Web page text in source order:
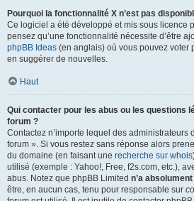
Pourquoi la fonctionnalité X n’est pas
Ce logiciel a été développé et mis sous licence
pensez qu’une fonctionnalité nécessite d’être
phpBB Ideas (en anglais) où vous pouvez voter
en suggérer de nouvelles.
Haut
Qui contacter pour les abus ou les questions
forum ?
Contactez n’importe lequel des administrateurs
forum ». Si vous restez sans réponse alors
du domaine (en faisant une recherche sur whois
utilisé (exemple : Yahoo!, Free, f2s.com, etc.),
abus. Notez que phpBB Limited n’a
être, en aucun cas, tenu pour responsable sur